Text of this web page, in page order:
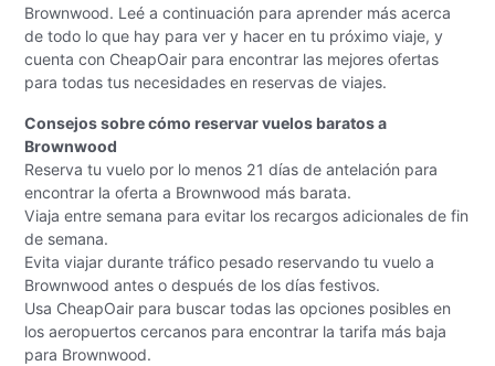
Brownwood. Leé a continuación para aprender más acerca
de todo lo que hay para ver y hacer en tu próximo viaje, y
cuenta con CheapOair para encontrar las mejores ofertas
para todas tus necesidades en reservas de viajes.
Consejos sobre cómo reservar vuelos baratos a
Brownwood
Reserva tu vuelo por lo menos 21 días de antelación para
encontrar la oferta a Brownwood más barata.
Viaja entre semana para evitar los recargos adicionales de fin
de semana.
Evita viajar durante tráfico pesado reservando tu vuelo a
Brownwood antes o después de los días festivos.
Usa CheapOair para buscar todas las opciones posibles en
los aeropuertos cercanos para encontrar la tarifa más baja
para Brownwood.